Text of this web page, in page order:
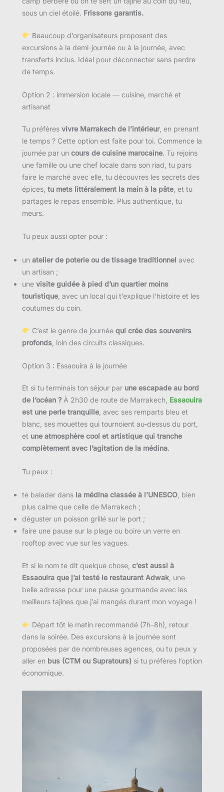
sous un ciel étoilé. Frissons garantis.
Beaucoup d’organisateurs proposent des
excursions à la demi-journée ou à la journée, avec
transferts inclus. Idéal pour déconnecter sans perdre
de temps.
Option 2 : immersion locale — cuisine, marché et
artisanat
Tu préfères vivre Marrakech de l’intérieur, en prenant
le temps ? Cette option est faite pour toi. Commence la
journée par un cours de cuisine marocaine. Tu rejoins
une famille ou une chef locale dans son riad, tu pars
faire le marché avec elle, tu découvres les secrets des
épices, tu mets littéralement la main à la pâte , et tu
partages le repas ensemble. Plus authentique, tu
meurs.
Tu peux aussi opter pour :
un atelier de poterie ou de tissage traditionnel avec
un artisan ;
une visite guidée à pied d’un quartier moins
touristique , avec un local qui t’explique l’histoire et les
coutumes du coin.
C’est le genre de journée qui crée des souvenirs
profonds , loin des circuits classiques.
Option 3 : Essaouira à la journée
Et si tu terminais ton séjour par une escapade au bord
de l’océan ? À 2h30 de route de Marrakech, Essaouira
est une perle tranquille , avec ses remparts bleu et
blanc, ses mouettes qui tournoient au-dessus du port,
et une atmosphère cool et artistique qui tranche
complètement avec l’agitation de la médina.
Tu peux :
te balader dans la médina classée à l’UNESCO , bien
plus calme que celle de Marrakech ;
déguster un poisson grillé sur le port ;
faire une pause sur la plage ou boire un verre en
rooftop avec vue sur les vagues.
Et si le nom te dit quelque chose, c’est aussi à
Essaouira que j’ai testé le restaurant Adwak , une
belle adresse pour une pause gourmande avec les
meilleurs tajines que j’ai mangés durant mon voyage !
Départ tôt le matin recommandé (7h–8h), retour
dans la soirée. Des excursions à la journée sont
proposées par de nombreuses agences, ou tu peux y
aller en bus (CTM ou Supratours) si tu préfères l’option
économique.